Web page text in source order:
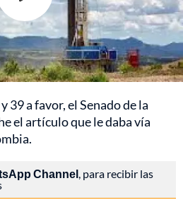
39 a favor, el Senado de la
el artículo que le daba vía
Channel , para recibir las